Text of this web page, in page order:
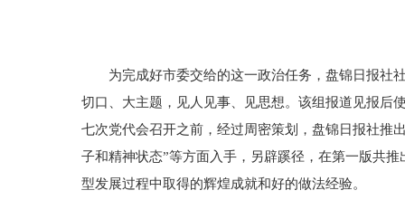
为完成好市委交给的这一政治任务，盘锦日报社社
切口、大主题，见人见事、见思想。该组报道见报后
七次党代会召开之前，经过周密策划，盘锦日报社推
子和精神状态”等方面入手，另辟蹊径，在第一版共
型发展过程中取得的辉煌成就和好的做法经验。